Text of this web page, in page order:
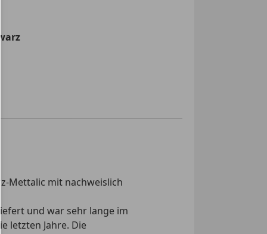
Mettalic mit nachweislich
und war sehr lange im
letzten Jahre. Die